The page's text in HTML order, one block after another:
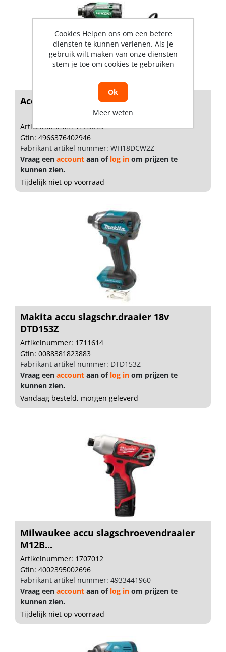
Accu slagschr.draaier wh18dcw2z excl.
Artikelnummer: 1723093
Gtin: 4966376402946
Fabrikant artikel nummer: WH18DCW2Z
Vraag een account aan of log in om prijzen te
kunnen zien.
Tijdelijk niet op voorraad
Makita accu slagschr.draaier 18v
DTD153Z
Artikelnummer: 1711614
Gtin: 0088381823883
Fabrikant artikel nummer: DTD153Z
Vraag een account aan of log in om prijzen te
kunnen zien.
Vandaag besteld, morgen geleverd
Milwaukee accu slagschroevendraaier
M12B...
Artikelnummer: 1707012
Gtin: 4002395002696
Fabrikant artikel nummer: 4933441960
Vraag een account aan of log in om prijzen te
kunnen zien.
Tijdelijk niet op voorraad
Cookies Helpen ons om een betere
diensten te kunnen verlenen. Als je
gebruik wilt maken van onze diensten
stem je toe om cookies te gebruiken
Ok
Meer weten